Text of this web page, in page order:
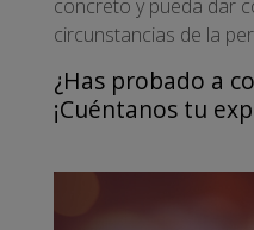
concreto y pueda dar
circunstancias de la
¿Has probado a
¡Cuéntanos tu